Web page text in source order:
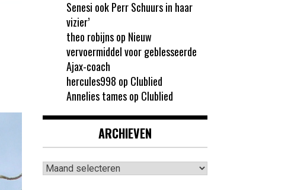
Senesi ook Perr Schuurs in haar
vizier’
theo robijnsop Nieuw
vervoermiddel voor geblesseerde
Ajax-coach
hercules998 op Clublied
Annelies tamesop Clublied
ARCHIEVEN
Archieven